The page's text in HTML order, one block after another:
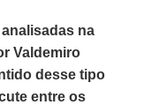
analisadas na
Valdemiro
desse tipo
entre os